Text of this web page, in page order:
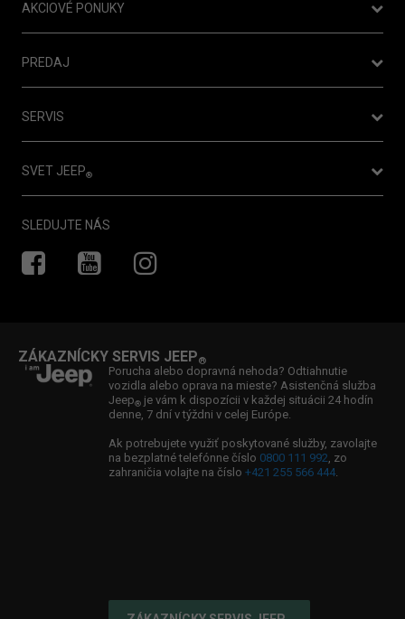
AKCIOVÉ PONUKY
Ponuka Operatívneho leasingu
Nový Jeep® Compass je tu!
Jeep®Avenger - dopredaj skladových zásob
Jeep Avenger už aj vo verzii 4xe
PREDAJ
Cenníky
Konfigurátor
Testovacia jazda
Cenová ponuka
Vyhľadať predajcu
Kontaktujte nás
SERVIS
Objednať vozidlo do servisu
Vyhľadať servis
Záruka
Asistencia
SVET JEEP®
Novinky
Newsletter
Súťaže
Ambasádorka značky Jeep® : Viktória Forster
Ambasádor značky Jeep®: William Fox Pitt
& Spartan
SLEDUJTE NÁS
ZÁKAZNÍCKY SERVIS JEEP®
Porucha alebo dopravná nehoda? Odtiahnutie
vozidla alebo oprava na mieste? Asistenčná služba
Jeep® je vám k dispozícii v každej situácii 24 hodín
denne, 7 dní v týždni v celej Európe.
Ak potrebujete využiť poskytované služby, zavolajte
na bezplatné telefónne číslo 0800 111 992, zo
zahraničia volajte na číslo +421 255 566 444.